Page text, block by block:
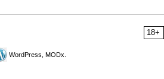
18+
WordPress, MODx.